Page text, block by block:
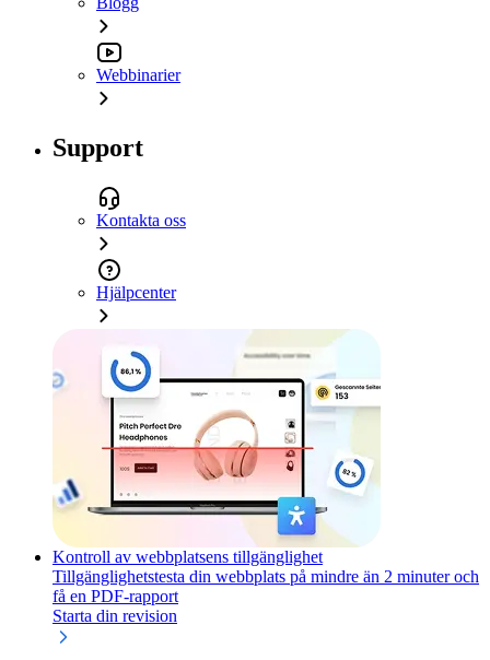
Webbinarier
Support
Kontakta oss
Hjälpcenter
Kontroll av webbplatsens tillgänglighet
Tillgänglighetstesta din webbplats på mindre än 2 minuter och
få en PDF-rapport
Starta din revision